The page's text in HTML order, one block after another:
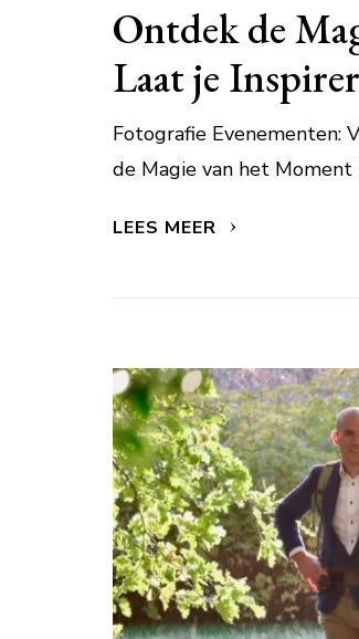
Ontdek de
Laat je
Fotografie Evenementen:
de Magie van het Moment
LEES MEER